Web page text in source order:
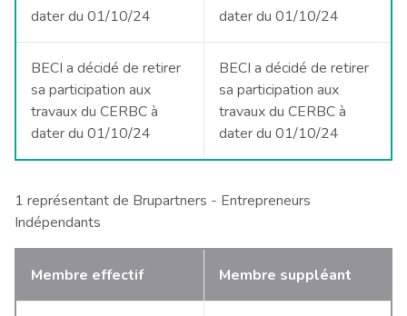
dater du 01/10/24
dater du 01/10/24
BECI a décidé de retirer
sa participation aux
travaux du CERBC à
dater du 01/10/24
BECI a décidé de retirer
sa participation aux
travaux du CERBC à
dater du 01/10/24
1 représentant de Brupartners - Entrepreneurs
Indépendants
Membre effectif Membre suppléant